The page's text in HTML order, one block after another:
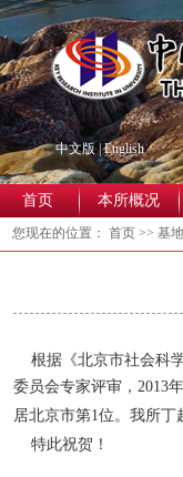
中文版|English
首页 本所概况
您现在的位置： 首页 >> 基
根据《北京市社会科
委员会专家评审， 2013
居北京市第1位。我所丁
特此祝贺！